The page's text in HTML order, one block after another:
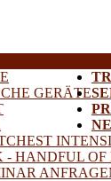
GERÄTE
- HANDFUL OF